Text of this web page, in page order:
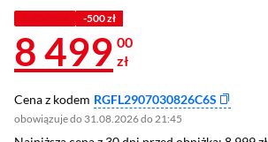
-500 zł
8 499 00
zł
Cena z kodem RGFL2907030826C6S
obowiązuje do 31.08.2026 do 21:45